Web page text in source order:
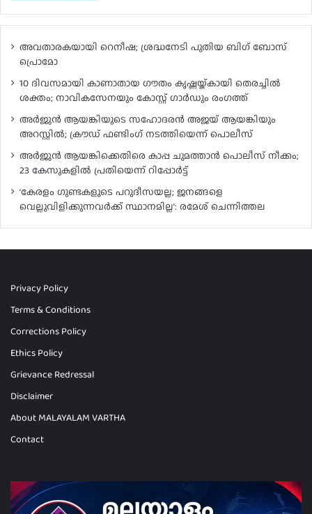
അവതാരകയായി റെനീഷ; ശ്രദ്ധനേടി പുതിയ ബി​ഗ് ബോസ്
പ്രൊമോ
10 ദിവസമായി കാണാതായ ഗൗതം കൃഷ്ണയ്ക്കായി തെരച്ചിൽ
ശക്തം; നാവികസേനയും കോസ്റ്റ് ഗാർഡും രംഗത്ത്
അർജുൻ ആയങ്കിയുടെ സഹോദരൻ അജയ് ആയങ്കിയും
അറസ്റ്റിൽ; ക്രൗഡ് ഫണ്ടിംഗ് നടത്തിയെന്ന് പൊലീസ്
അർജുൻ ആയങ്കിക്കെതിരെ കാപ്പ ചുമത്താൻ പൊലീസ് നീക്കം;
23 കേസുകളിൽ പ്രതിയെന്ന് റിപ്പോർട്ട്
‘കേരളം ഗുണ്ടകളുടെ പറുദീസയല്ല; ജനങ്ങളെ
വെല്ലുവിളിക്കുന്നവർക്ക് സ്ഥാനമില്ല’: രമേശ് ചെന്നിത്തല
Privacy Policy
Terms & Conditions
Corrections Policy
Ethics Policy
Grievance Redressal
Disclaimer
About MALAYALAM VARTHA
Contact